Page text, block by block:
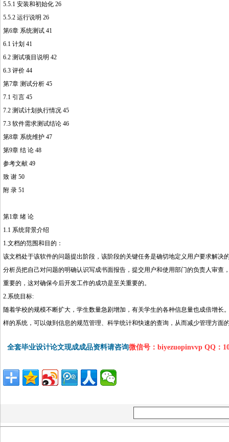
5.5.1 安装和初始化 26
5.5.2 运行说明 26
第6章 系统测试 41
6.1 计划 41
6.2 测试项目说明 42
6.3 评价 44
第7章 测试分析 45
7.1 引言 45
7.2 测试计划执行情况 45
7.3 软件需求测试结论 46
第8章 系统维护 47
第9章 结 论 48
参考文献 49
致 谢 50
附 录 51
第1章 绪 论
1.1 系统背景介绍
1.文档的范围和目的：
该文档处于该软件的问题提出阶段，该阶段的关键任务是确切地定义用户要求解
分析员把自己对问题的明确认识写成书面报告，提交用户和使用部门的负责人审
重要的，这对确保今后开发工作的成功是至关重要的
2.系统目标:
随着学校的规模不断扩大，学生数量急剧增加，有关学生的各种信息量也成倍增
样的系统，可以做到信息的规范管理、科学统计和快速的查询，从而减少管理方面
全套毕业设计论文现成成品资料请咨询微信号：biyezuopinvvp QQ